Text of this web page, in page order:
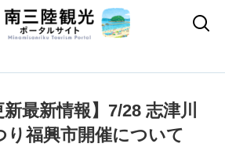
新最新情報】7/28 志津川
り福興市開催について